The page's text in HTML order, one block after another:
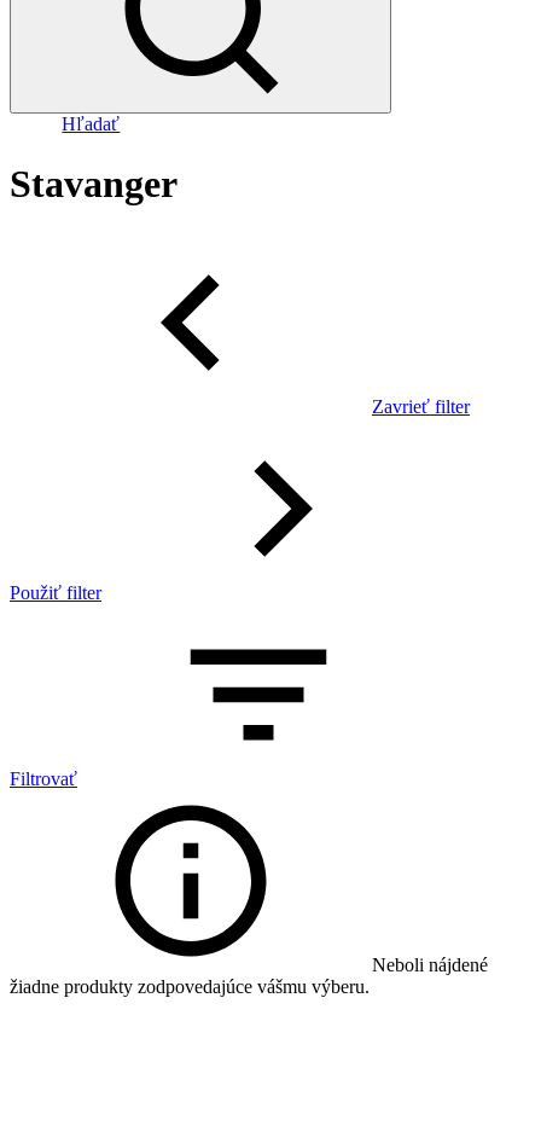
Hľadať
Stavanger
Zavrieť filter
Použiť filter
Filtrovať
Neboli nájdené
žiadne produkty zodpovedajúce vášmu výberu.